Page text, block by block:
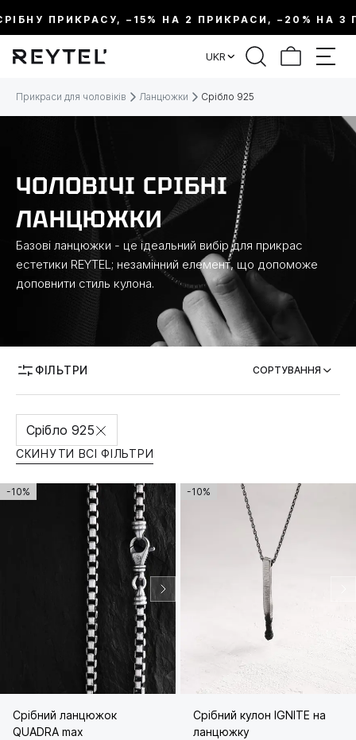
ПРИКРАСУ, –15% НА 2 ПРИКРАСИ, –20% НА 3
UKR
Прикраси для чоловіків Ланцюжки Срібло 925
ЧОЛОВІЧІ СРІБНІ
ЛАНЦЮЖКИ
Базові ланцюжки - це ідеальний вибір для прикрас
естетики REYTEL; незамінний елемент, що допоможе
доповнити стиль кулона.
ФІЛЬТРИ
ФІЛЬТР
ВИД ПРИКРАСИ
КОЛЕКЦІЇ
ДОВЖИНА
СОРТУВАННЯ
Срібло 925
СКИНУТИ ВСІ ФІЛЬТРИ
-10%
Срібний ланцюжок
QUADRA max
-10%
Срібний кулон IGNITE на
ланцюжку